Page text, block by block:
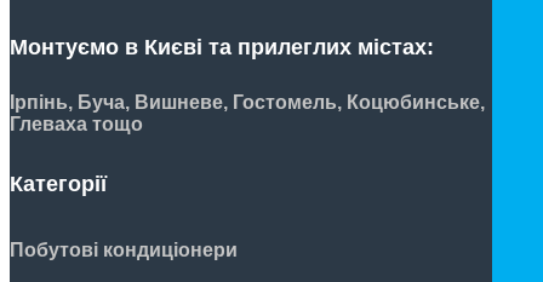
Монтуємо в Києві та прилеглих містах:
Ірпінь, Буча, Вишневе, Гостомель, Коцюбинське,
Глеваха тощо
Категорії
Побутові кондиціонери